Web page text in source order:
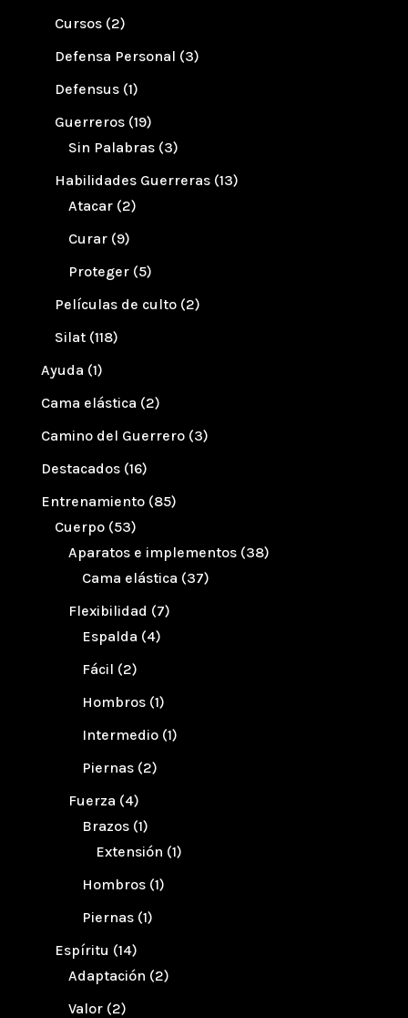
Cursos(2)
Defensa Personal (3)
Defensus(1)
Guerreros(19)
Sin Palabras(3)
Habilidades Guerreras(13)
Atacar(2)
Curar(9)
Proteger(5)
Películas de culto(2)
Silat(118)
Ayuda (1)
Cama elástica (2)
Camino del Guerrero(3)
Destacados(16)
Entrenamiento(85)
Cuerpo(53)
Aparatos e implementos(38)
Cama elástica (37)
Flexibilidad (7)
Espalda (4)
Fácil (2)
Hombros(1)
Intermedio(1)
Piernas(2)
Fuerza (4)
Brazos(1)
Extensión (1)
Hombros(1)
Piernas(1)
Espíritu (14)
Adaptación (2)
Valor(2)